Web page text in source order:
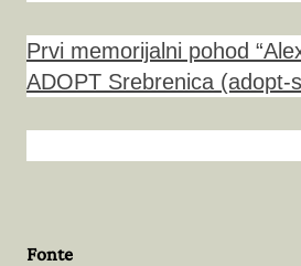
Prvi memorijalni pohod
ADOPT Srebrenica (adopt-
Fonte